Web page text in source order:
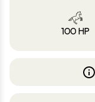
100 HP